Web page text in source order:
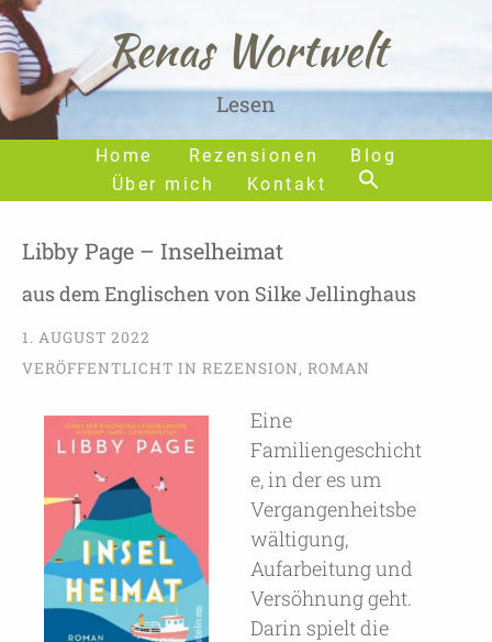
Home Rezensionen
Blog
Über mich
Kontakt
Renas Wortwelt
Lesen
Libby Page – Inselheimat
aus dem Englischen von Silke Jellinghaus
1. AUGUST 2022
VERÖFFENTLICHT IN REZENSION, ROMAN
Eine
Familiengeschicht
e, in der es um
Vergangenheitsbe
wältigung,
Aufarbeitung und
Versöhnung geht.
Darin spielt die